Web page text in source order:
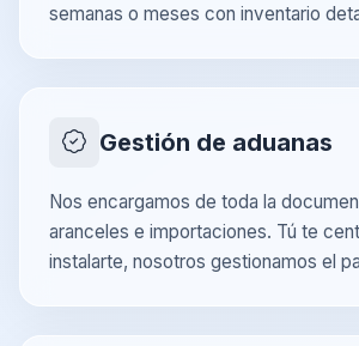
semanas o meses con inventario
Gestión de aduanas
Nos encargamos de toda la
aranceles e importaciones. Tú te
instalarte, nosotros gestionamos el